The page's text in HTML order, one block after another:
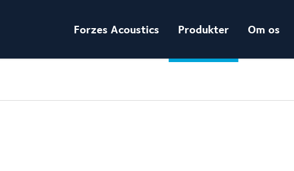
Forzes Acoustics Produkter Om os